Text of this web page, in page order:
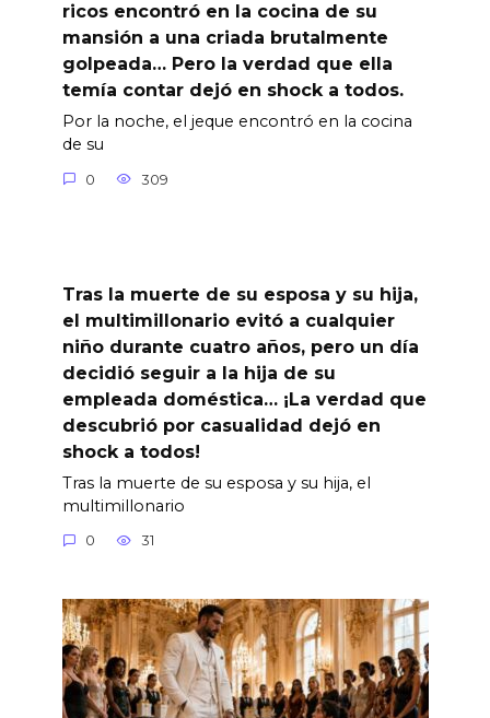
ricos encontró en la cocina de su
mansión a una criada brutalmente
golpeada… Pero la verdad que ella
temía contar dejó en shock a todos.
Por la noche, el jeque encontró en la cocina
de su
0 309
Tras la muerte de su esposa y su hija,
el multimillonario evitó a cualquier
niño durante cuatro años, pero un día
decidió seguir a la hija de su
empleada doméstica… ¡La verdad que
descubrió por casualidad dejó en
shock a todos!
Tras la muerte de su esposa y su hija, el
multimillonario
0 31